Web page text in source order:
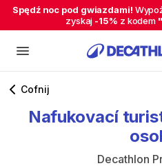
Spędź noc pod gwiazdami!
zyskaj -15% z kodem
Cofnij
Nafukovací
Decathlon